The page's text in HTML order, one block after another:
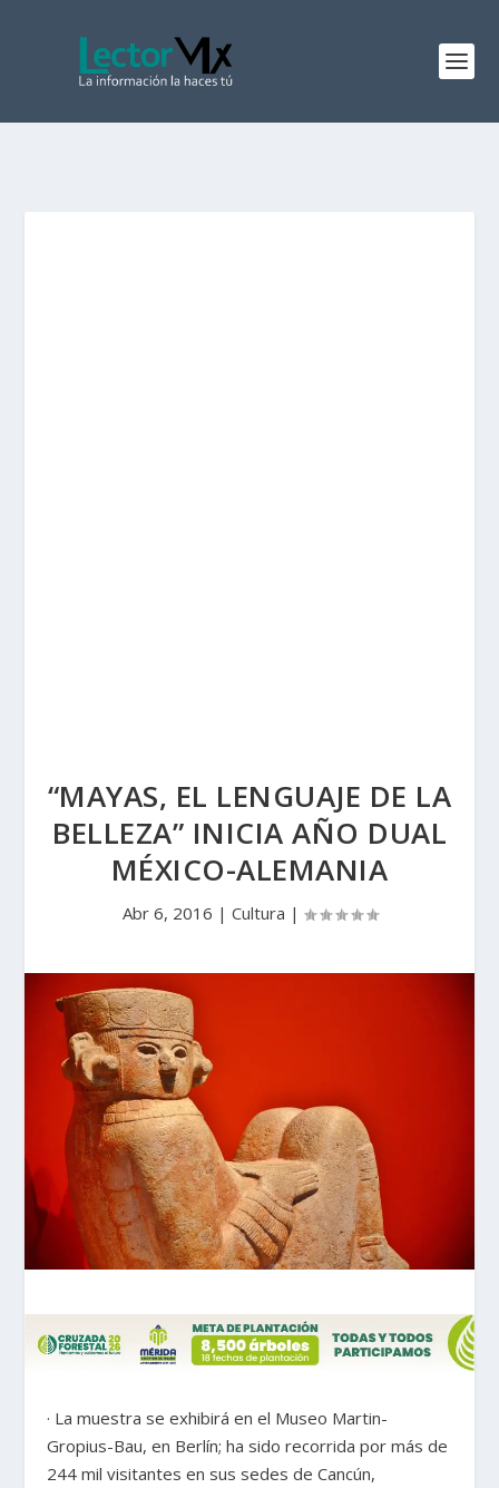
“MAYAS, EL LENGUAJE DE LA
BELLEZA” INICIA AÑO DUAL
MÉXICO-ALEMANIA
Abr 6, 2016 | Cultura |
· La muestra se exhibirá en el Museo Martin-
Gropius-Bau, en Berlín; ha sido recorrida por más de
244 mil visitantes en sus sedes de Cancún,